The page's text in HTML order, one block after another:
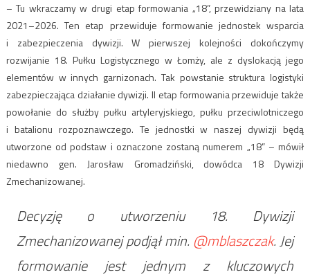
– Tu wkraczamy w drugi etap formowania „18”, przewidziany na lata
2021–2026. Ten etap przewiduje formowanie jednostek wsparcia
i zabezpieczenia dywizji. W pierwszej kolejności dokończymy
rozwijanie 18. Pułku Logistycznego w Łomży, ale z dyslokacją jego
elementów w innych garnizonach. Tak powstanie struktura logistyki
zabezpieczająca działanie dywizji. II etap formowania przewiduje także
powołanie do służby pułku artyleryjskiego, pułku przeciwlotniczego
i batalionu rozpoznawczego. Te jednostki w naszej dywizji będą
utworzone od podstaw i oznaczone zostaną numerem „18” – mówił
niedawno gen. Jarosław Gromadziński, dowódca 18 Dywizji
Zmechanizowanej.
Decyzję o utworzeniu 18. Dywizji
Zmechanizowanej podjął min. @mblaszczak. Jej
formowanie jest jednym z kluczowych